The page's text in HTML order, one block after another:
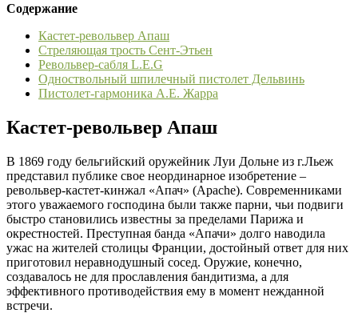
Содержание
Кастет-револьвер Апаш
Стреляющая трость Сент-Этьен
Револьвер-сабля L.E.G
Одноствольный шпилечный пистолет Дельвинь
Пистолет-гармоника А.Е. Жарра
Кастет-револьвер Апаш
В 1869 году бельгийский оружейник Луи Дольне из г.Льеж
представил публике свое неординарное изобретение –
револьвер-кастет-кинжал «Апач» (Apache). Современниками
этого уважаемого господина были также парни, чьи подвиги
быстро становились известны за пределами Парижа и
окрестностей. Преступная банда «Апачи» долго наводила
ужас на жителей столицы Франции, достойный ответ для них
приготовил неравнодушный сосед. Оружие, конечно,
создавалось не для прославления бандитизма, а для
эффективного противодействия ему в момент нежданной
встречи.